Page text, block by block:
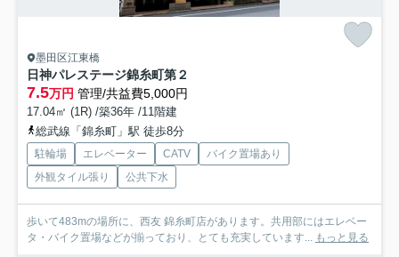
墨田区江東橋
日神パレステージ錦糸町第２
7.5万円 管理/共益費5,000円
17.04㎡ (1R) /築36年 /11階建
総武線「錦糸町」駅 徒歩8分
駐輪場 エレベーター CATV
バイク置場あり
外観タイル張り
公共下水
歩いて483mの場所に、西友 錦糸町店があります。共用部にはエレベー
タ・バイク置場などが揃っており、とても充実しています... もっと見る